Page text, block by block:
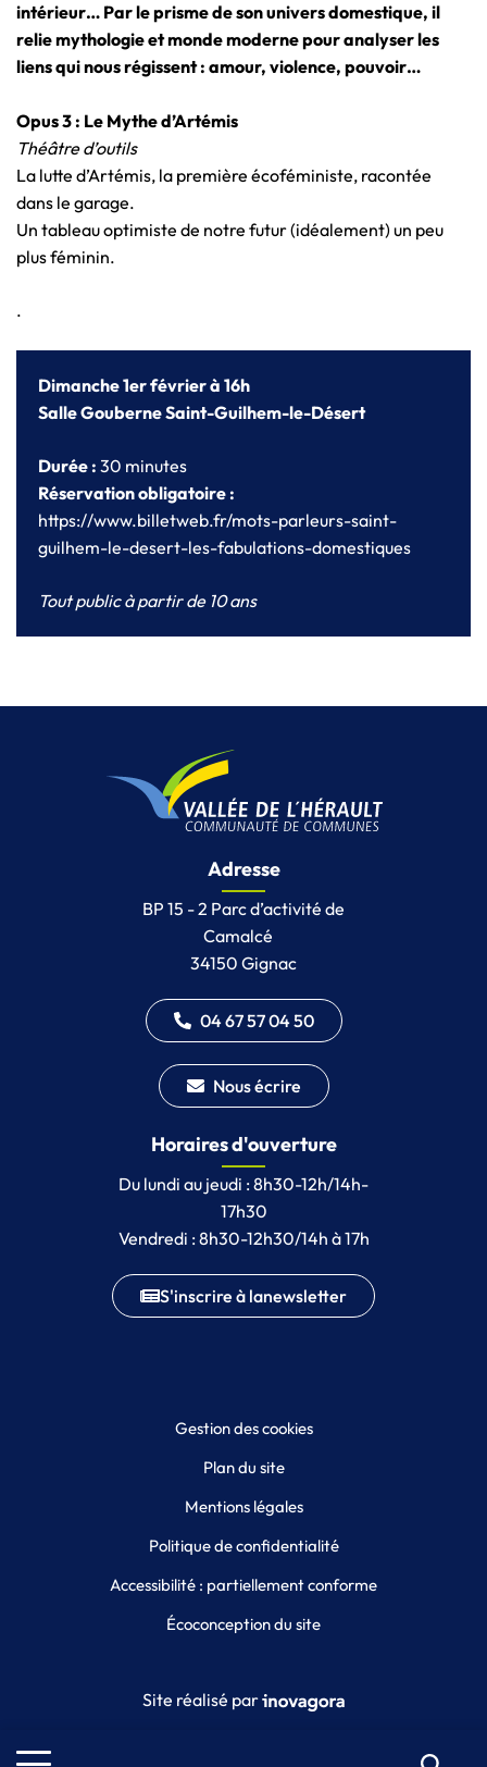
intérieur… Par le prisme de son univers domestique, il
relie mythologie et monde moderne pour analyser les
liens qui nous régissent : amour, violence, pouvoir…
Opus 3 : Le Mythe d’Artémis
Théâtre d’outils
La lutte d’Artémis, la première écoféministe, racontée
dans le garage.
Un tableau optimiste de notre futur (idéalement) un peu
plus féminin.
.
Dimanche 1er février à 16h
Salle Gouberne Saint-Guilhem-le-Désert
Durée : 30 minutes
Réservation obligatoire :
https://www.billetweb.fr/mots-parleurs-saint-
guilhem-le-desert-les-fabulations-domestiques
Tout public à partir de 10 ans
Adresse
BP 15 - 2 Parc d’activité de
Camalcé
34150 Gignac
04 67 57 04 50
Nous écrire
Horaires d'ouverture
Du lundi au jeudi : 8h30-12h/14h-
17h30
Vendredi : 8h30-12h30/14h à 17h
S'inscrire à lanewsletter
Gestion des cookies
Plan du site
Mentions légales
Politique de confidentialité
Accessibilité : partiellement conforme
Écoconception du site
Site réalisé parInovagora (ouverture dans